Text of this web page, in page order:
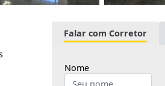
Falar com Corretor
Nome